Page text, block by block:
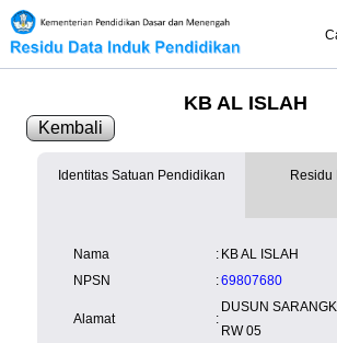
KB AL ISLAH
Kembali
Identitas Satuan Pendidikan
Nama : KB AL ISLAH
NPSN
:69807680
Alamat :
DUSUN
RW 05
Residu